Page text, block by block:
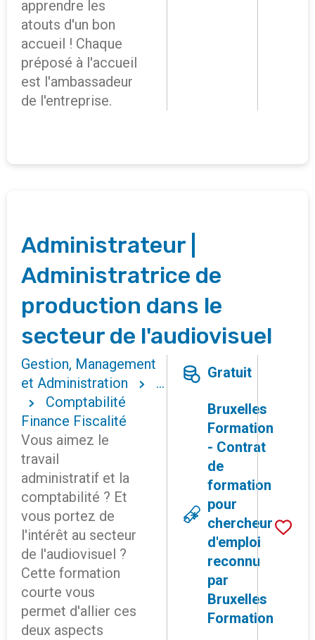
apprendre les
atouts d'un bon
accueil ! Chaque
préposé à l'accueil
est l'ambassadeur
de l'entreprise.
Administrateur |
Administratrice de
production dans le
secteur de l'audiovisuel
Gestion, Management
et Administration
...
Comptabilité
Finance Fiscalité
Vous aimez le
travail
administratif et la
comptabilité ? Et
vous portez de
l'intérêt au secteur
de l'audiovisuel ?
Cette formation
courte vous
permet d'allier ces
deux aspects
Gratuit
Bruxelles
Formation
- Contrat
de
formation
pour
chercheur
d'emploi
reconnu
par
Bruxelles
Formation